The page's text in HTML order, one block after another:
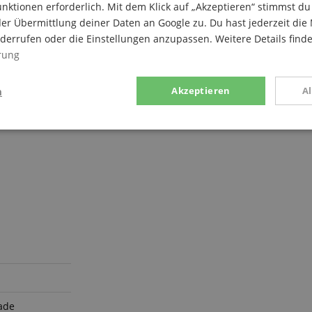
erforderlich. Mit dem Klick auf „Akzeptieren“ stimmst
Übermittlung deiner Daten an Google zu. Du hast jederzeit die
oder die Einstellungen anzupassen. Weitere Details
Akzeptieren
Statistik Marketing
gesammelten Daten werden gebraucht, um die technische Performance der